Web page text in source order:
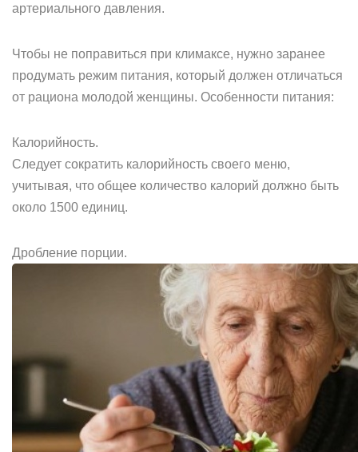
артериального давления.
Чтобы не поправиться при климаксе, нужно заранее
продумать режим питания, который должен отличаться
от рациона молодой женщины. Особенности питания:
Калорийность.
Следует сократить калорийность своего меню,
учитывая, что общее количество калорий должно быть
около 1500 единиц.
Дробление порции.